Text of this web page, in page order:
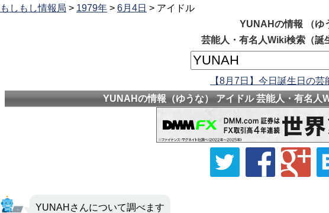
もしもし情報局 > 1979年 > 6月4日 > アイドル
YUNAHの情報 （ゆ
芸能人・有名人Wiki検索（誕
【8月7日】今日誕生日の芸
YUNAHの情報（ゆうな） アイドル 芸能人・有名人
YUNAHさんについて調べます